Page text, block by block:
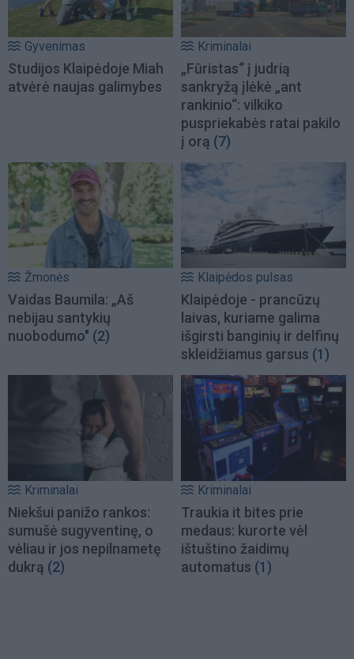
Gyvenimas
Studijos Klaipėdoje Miah
atvėrė naujas galimybes
Kriminalai
„Fūristas“ į judrią
sankryžą įlėkė „ant
rankinio“: vilkiko
puspriekabės ratai pakilo
į orą (7)
Žmonės
Vaidas Baumila: „Aš
nebijau santykių
nuobodumo" (2)
Klaipėdos pulsas
Klaipėdoje - prancūzų
laivas, kuriame galima
išgirsti banginių ir delfinų
skleidžiamus garsus (1)
Kriminalai
Niekšui panižo rankos:
sumušė sugyventinę, o
vėliau ir jos nepilnametę
dukrą (2)
Kriminalai
Traukia it bites prie
medaus: kurorte vėl
ištuštino žaidimų
automatus (1)